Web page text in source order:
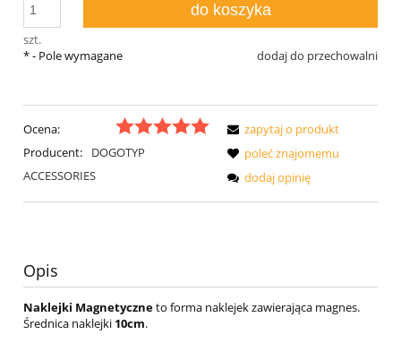
szt.
do koszyka
dodaj do przechowalni
*- Pole wymagane
Ocena:
Producent:
DOGOTYP
ACCESSORIES
zapytaj o produkt
poleć znajomemu
dodaj opinię
Opis
Naklejki Magnetyczneto forma naklejek zawierająca magnes.
Średnica naklejki 10cm.